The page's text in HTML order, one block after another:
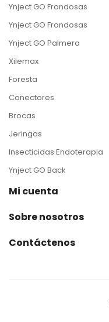
Ynject GO Frondosas
Ynject GO Frondosas
Ynject GO Palmera
Xilemax
Foresta
Conectores
Brocas
Jeringas
Insecticidas Endoterapia
Ynject GO Back
Mi cuenta
Sobre nosotros
Contáctenos